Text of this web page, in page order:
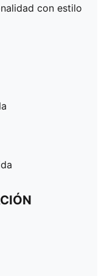
con estilo